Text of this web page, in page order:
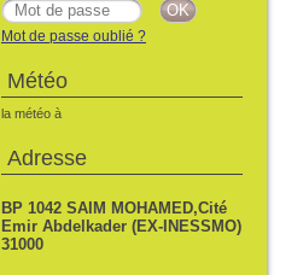
Mot de passe oublié ?
Météo
la météo à
Adresse
BP 1042 SAIM MOHAMED,Cité
Emir Abdelkader (EX-INESSMO)
31000